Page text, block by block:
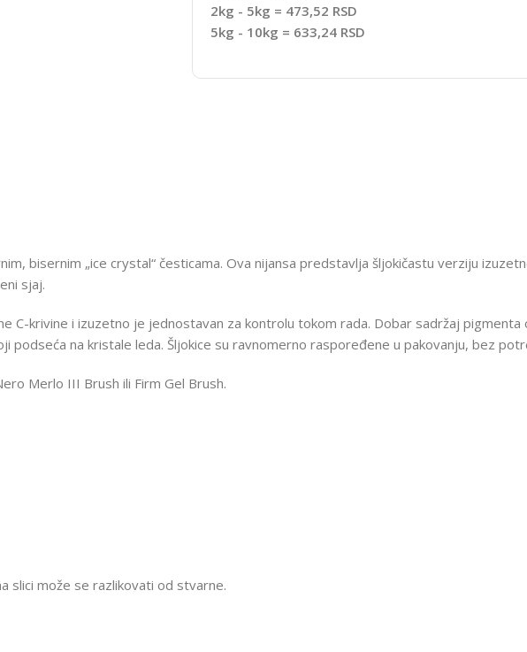
2kg - 5kg = 473,52 RSD
5kg - 10kg = 633,24 RSD
bisernim „ice crystal“ česticama. Ova nijansa predstavlja šljokičastu verziju
sjaj.
C-krivine i izuzetno je jednostavan za kontrolu tokom rada. Dobar sadržaj pigmenta
podseća na kristale leda. Šljokice su ravnomerno raspoređene u pakovanju, bez
Merlo III Brush ili Firm Gel Brush.
slici može se razlikovati od stvarne.